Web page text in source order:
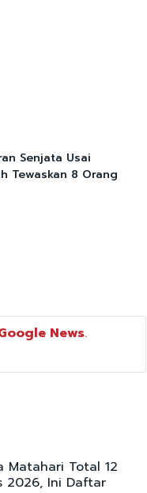
Senjata Usai
Tewaskan 8 Orang
News.
Matahari Total 12
2026, Ini Daftar